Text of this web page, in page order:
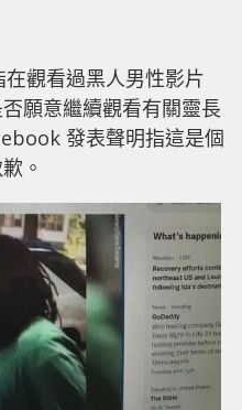
觀看過黑人男性影片
願意繼續觀看有關靈長
發表聲明指這是個
。